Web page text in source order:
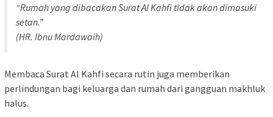
“Rumah yang dibacakan Surat Al Kahfi tidak akan dimasuki
setan.”
(HR. Ibnu Mardawaih)
Membaca Surat Al Kahfi secara rutin juga memberikan
perlindungan bagi keluarga dan rumah dari gangguan makhluk
halus.